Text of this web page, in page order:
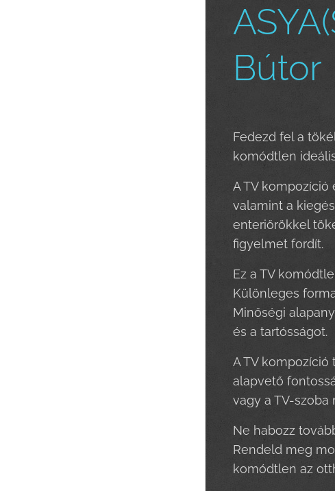
Bútor
Fedezd fel a
komódtlen
A TV
valamint a
enteriőrökkel
figyelmet fordít.
Ez a TV
Különleges
Minőségi
és a tartósságot.
A TV
alapvető
vagy a TV-szoba
Ne habozz
Rendeld meg
komódtlen az